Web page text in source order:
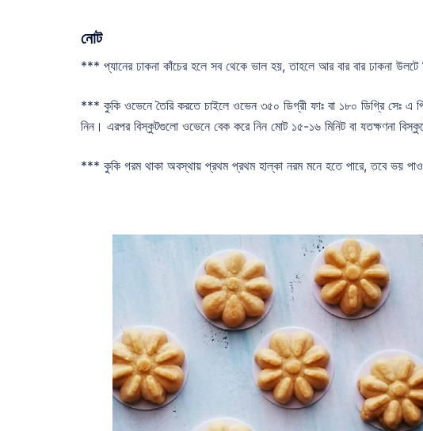
নোট
*** প্যানের ঢাকনা কাঁচের হলে সব থেকে ভাল হয়, তাহলে আর বার বার ঢাকনা
*** কুকি ওভেনে তৈরি করতে চাইলে ওভেন ৩৫০ ডিগ্রী ফাঃ বা ১৮০ ডিগ্রি সেঃ এ
নিন। এরপর বিস্কুটগুলো ওভেনে বেক করে নিন মোট ১৫-১৬ মিনিট বা যতক্ষণনা
*** কুকি গরম থাকা অবস্থায় প্রথম প্রথম হাল্কা নরম মনে হতে পারে, তবে ভয়